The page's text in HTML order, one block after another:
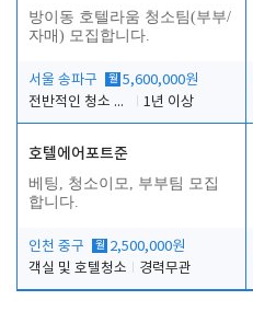
방이동 호텔라움 청소팀(부부/
자매) 모집합니다.
서울 송파구 월 5,600,000원
전반적인 청소 업무(객실청소.객실정리)
1년 이상
호텔에어포트준
베팅, 청소이모, 부부팀 모집
합니다.
인천 중구 월 2,500,000원
객실 및 호텔청소
경력무관